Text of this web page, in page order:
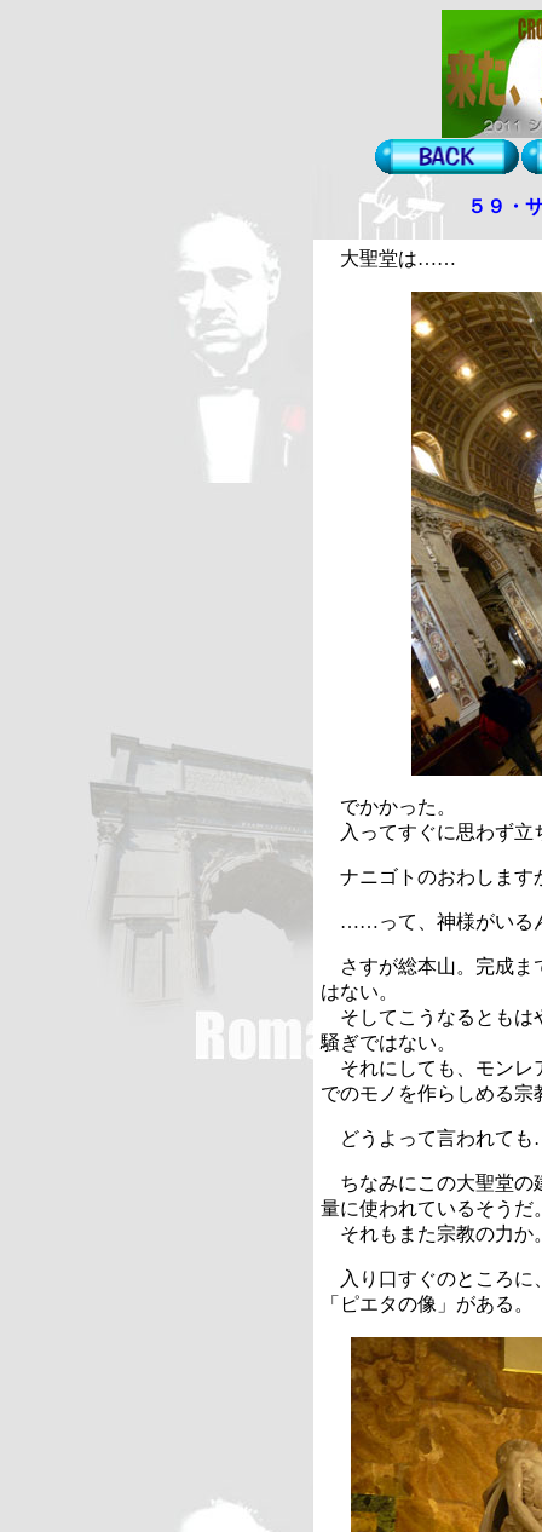
５９・
大聖堂は……
でかかった。
入ってすぐに思わず立
ナニゴトのおわしま
……って、神様がいる
さすが総本山。完成ま
はない。
そしてこうなるともは
騒ぎではない。
それにしても、モンレ
でのモノを作らしめる
どうよって言われて
ちなみにこの大聖堂の
量に使われているそうだ
それもまた宗教の力か
入り口すぐのところに
「ピエタの像」がある。